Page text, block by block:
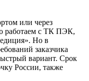
или через
работаем с ТК ПЭК,
Но в
заказчика
вариант. Срок
России, также